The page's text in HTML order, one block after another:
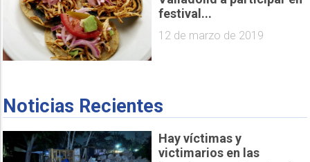
festival...
12 de marzo de 2019
Noticias Recientes
Hay víctimas y
victimarios en las